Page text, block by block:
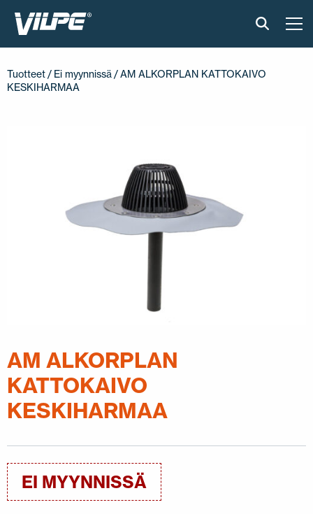
ASENNUS JA MATERIAALIT
AJANKOHTAISTA
Tuotteet / Ei myynnissä / AM ALKORPLAN KATTOKAIVO
KESKIHARMAA
AM ALKORPLAN
KATTOKAIVO
KESKIHARMAA
EI MYYNNISSÄ